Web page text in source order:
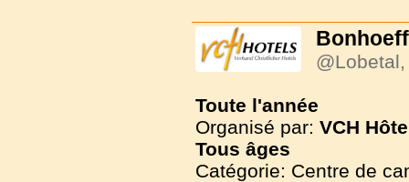
Toute l'année
Organisé par: VCH
Tous âges
Catégorie: Centre de